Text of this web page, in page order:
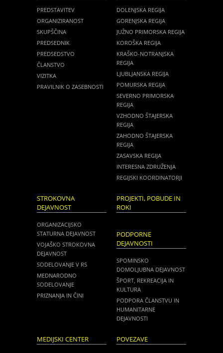
PREDSTAVITEV
ORGANIZIRANOST
SKUPŠČINA
PREDSEDNIK
PREDSEDSTVO
ČLANSTVO
VIZITKA
PRAVILNIK O ZASEBNOSTI
DOLENJSKA REGIJA
GORENJSKA REGIJA
JUŽNO PRIMORSKA REGIJA
KOROŠKA REGIJA
KRAŠKO-NOTRANJSKA
REGIJA
LJUBLJANSKA REGIJA
POMURSKA REGIJA
SEVERNO PRIMORSKA
REGIJA
VZHODNO ŠTAJERSKA
REGIJA
ZAHODNO ŠTAJERSKA
REGIJA
ZASAVSKA REGIJA
INTERESNA ZDRUŽENJA
REGIJSKI KOORDINATORJI
STROKOVNA
DEJAVNOST
ORGANIZACIJSKO
STATURNA DEJAVNOST
VOJAŠKO STROKOVNA
DEJAVNOST
SODELOVANJE V RS
MEDNARODNO
SODELOVANJE
PRIZNANJA IN ČINI
PROJEKTI, POBUDE IN
ROKI
PODPORNE
DEJAVNOSTI
SPOMINSKO
DOMOLJUBNA DEJAVNOST
ŠPORT, REKREACIJA IN
KULTURA
PODPORA ČLANSTVU IN
HUMANITARNE
DEJAVNOSTI
MEDIJSKI CENTER POVEZAVE